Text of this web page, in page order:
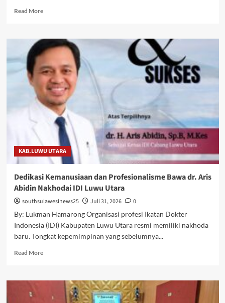
Read MoreRead
Bupati
Luwu
Utara
Jawab
Pandangan
Umum
Fraksi
DPRD
terhadap
Empat
Ranperda
Tahun
2026
KAB.LUWU UTARA
Dedikasi Kemanusiaan dan Profesionalisme Bawa dr. Aris
Abidin Nakhodai IDI Luwu Utara
southsulawesinews25 Juli 31, 2026
0
By: Lukman Hamarong Organisasi profesi Ikatan Dokter
Indonesia (IDI) Kabupaten Luwu Utara resmi memiliki nakhoda
baru. Tongkat kepemimpinan yang sebelumnya...
Read MoreRead
Dedikasi
Kemanusiaan
dan